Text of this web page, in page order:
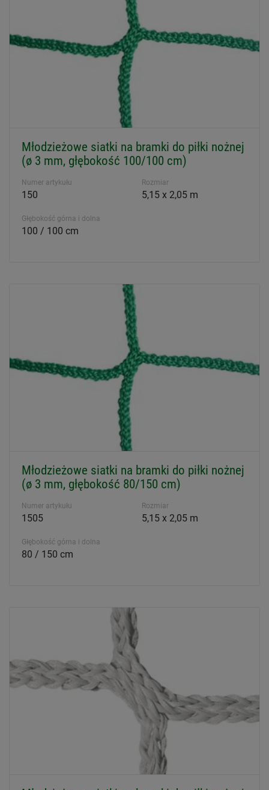
Młodzieżowe siatki na bramki do piłki nożnej
(ø 3 mm, głębokość 100/100 cm)
Numer artykułu
150
Rozmiar
5,15 x 2,05 m
Głębokość górna i dolna
100 / 100 cm
Młodzieżowe siatki na bramki do piłki nożnej
(ø 3 mm, głębokość 80/150 cm)
Numer artykułu
1505
Rozmiar
5,15 x 2,05 m
Głębokość górna i dolna
80 / 150 cm